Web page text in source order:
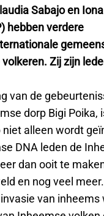
Sabajo en Iona
hebben verdere
Zij zijn
van de
dorp Bigi
alleen wordt
DNA leden de
dan ooit te
en nog veel
van